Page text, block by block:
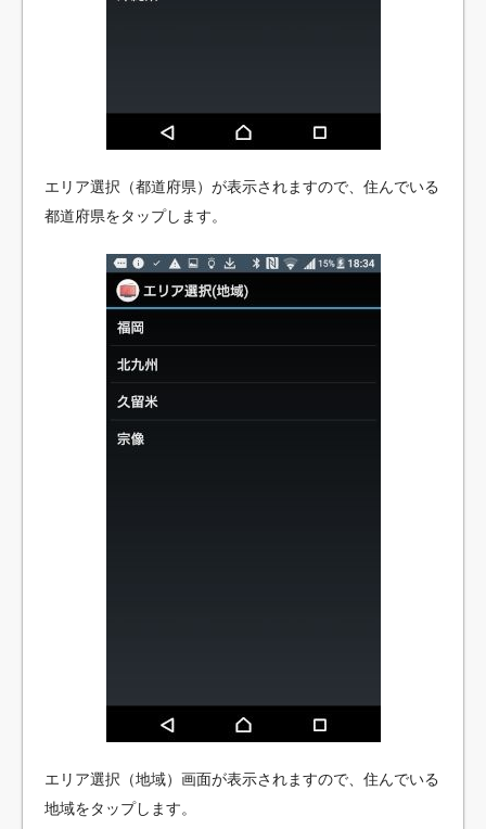
エリア選択（都道府県）が表示されますので、住んでいる
都道府県をタップします。
エリア選択（地域）画面が表示されますので、住んでいる
地域をタップします。